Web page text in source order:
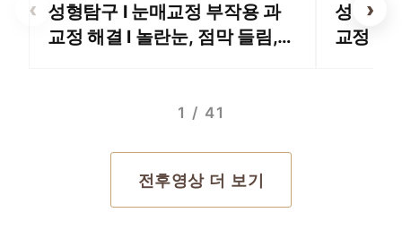
‹ ›
성형탐구 I 눈매교정 부작용 과
교정 해결 l 놀란눈, 점막 들림,
성형탐
교정 꼭
1 / 41
전후영상 더 보기